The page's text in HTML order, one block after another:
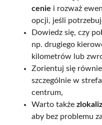
cenie i rozważ
opcji, jeśli
Dowiedz się, czy
np. drugiego
kilometrów lub
Zorientuj się
szczególnie w
centrum,
Warto także
aby bez problemu